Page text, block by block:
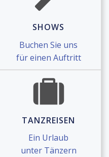
SHOWS
Buchen Sie uns
für einen Auftritt
TANZREISEN
Ein Urlaub
unter Tänzern